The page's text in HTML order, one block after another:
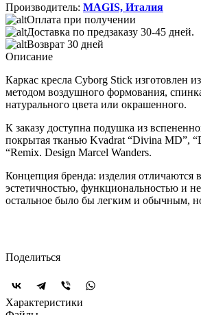
Производитель: MAGIS, Италия
Оплата при получении
Доставка по предзаказу 30-45 дней.
Возврат 30 дней
Описание
Каркас кресла Cyborg Stick изготовлен
методом воздушного формования,
натурального цвета или окрашенного.
К заказу доступна подушка из
покрытая тканью Kvadrat “Divina MD”,
“Remix. Design Marcel Wanders.
Концепция бренда: изделия отличаются
эстетичностью, функциональностью и
остальное было бы легким и обычным,
Поделиться
Характеристики